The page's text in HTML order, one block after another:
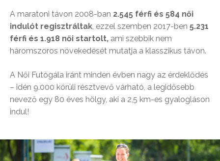
A maratoni távon 2008-ban 2.545 férfi és 584 női
indulót regisztráltak , ezzel szemben 2017-ben 5.231
férfi és 1.918 női startolt, ami szebbik nem
háromszoros növekedését mutatja a klasszikus távon.
A Női Futógála iránt minden évben nagy az érdeklődés
– idén 9.000 körüli résztvevő várható, a legidősebb
nevező egy 80 éves hölgy, aki a 2,5 km-es gyalogláson
indul!